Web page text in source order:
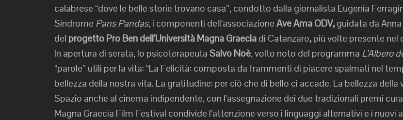
calabrese “dove le belle storie trovano casa”, condotto dalla giornalista Eugenia
Sindrome Pans Pandas, i componenti dell’associazione Ave Ama ODV, guidata da
del progetto Pro Ben dell’Università Magna Graecia di Catanzaro, più volte presente nel
In apertura di serata, lo psicoterapeuta Salvo Noè, volto noto del programma L’Albero
“parole” utili per la vita: “La Felicità: composta da frammenti di piacere spalmati nel
bellezza della nostra vita. La gratitudine: per ciò che di bello ci accade. La bellezza della
Spazio anche al cinema indipendente, con l’assegnazione dei due tradizionali premi
Magna Graecia Film Festival condivide l’attenzione verso i linguaggi alternativi e i